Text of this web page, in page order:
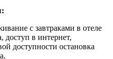
с завтраками в отеле
в интернет,
доступности остановка